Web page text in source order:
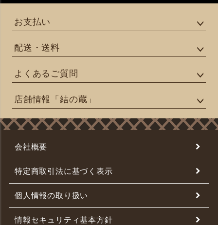
お支払い
配送・送料
よくあるご質問
店舗情報「結の蔵」
会社概要
特定商取引法に基づく表示
個人情報の取り扱い
情報セキュリティ基本方針